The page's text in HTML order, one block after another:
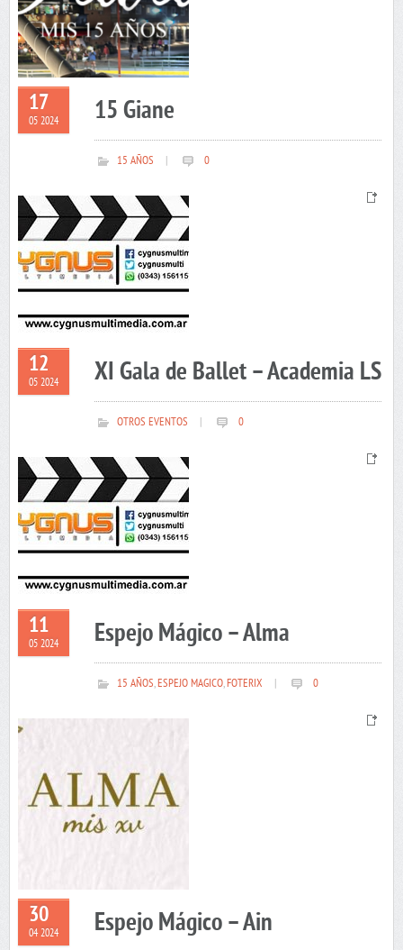
17
05 2024 15 Giane
15 AÑOS 0
12
05 2024 XI Gala de Ballet – Academia LS
OTROS EVENTOS 0
11
05 2024 Espejo Mágico – Alma
15 AÑOS,ESPEJO MAGICO,FOTERIX 0
30
04 2024 Espejo Mágico – Ain